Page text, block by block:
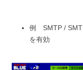
例 SMTP /
を有効